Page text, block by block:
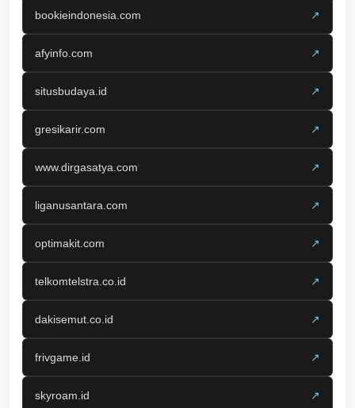
bookieindonesia.com ↗
afyinfo.com ↗
situsbudaya.id ↗
gresikarir.com ↗
www.dirgasatya.com ↗
liganusantara.com ↗
optimakit.com ↗
telkomtelstra.co.id ↗
dakisemut.co.id ↗
frivgame.id ↗
skyroam.id ↗